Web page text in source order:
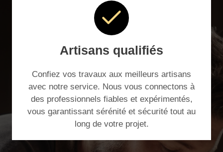
Artisans qualifiés
Confiez vos travaux aux meilleurs artisans
avec notre service. Nous vous connectons à
des professionnels fiables et expérimentés,
vous garantissant sérénité et sécurité tout au
long de votre projet.